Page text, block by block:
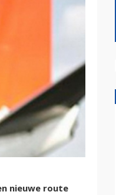
nieuwe route